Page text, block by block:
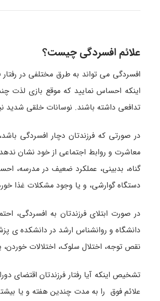
علائم افسردگی چیست؟
افسردگی می تواند به طرق مختلفی در
اینکه احساس نمایید که موقع بازی لذت
تدافعی داشته باشند. نوسانات خلقی شدید
در صورتی که فرزندتان دچار افسردگی
معاشرت و روابط اجتماعی از خود نشان ندهد.
گناه، بدبینی، عملکرد ضعیف در مدرسه،
دستگاه گوارشی، و یا وجود مشکلات غذا
در صورت ابتلای فرزندتان به افسردگی،
دانشگاه و روانشناس ارشد در دانشکده­ ی
نقص توجه، اختلال سلوک، اختلالات
تشخیص اینکه آیا رفتار فرزندتان اقتضای
علائم فوق را به مدت چندین هفته و یا